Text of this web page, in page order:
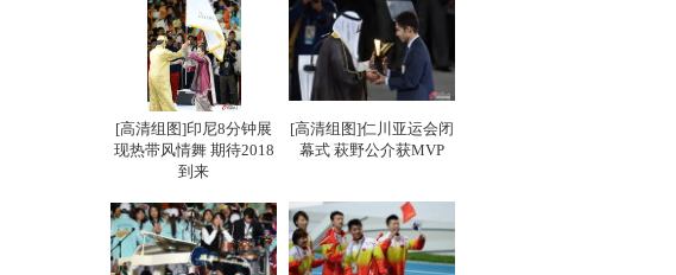
[高清组图]印尼8分钟展
现热带风情舞 期待2018
到来
[高清组图]仁川亚运会闭
幕式 萩野公介获MVP